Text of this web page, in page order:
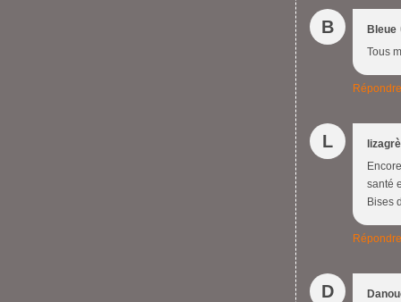
B Bleue
Tous
Répondre
L
santé
Bises
Répondre
D